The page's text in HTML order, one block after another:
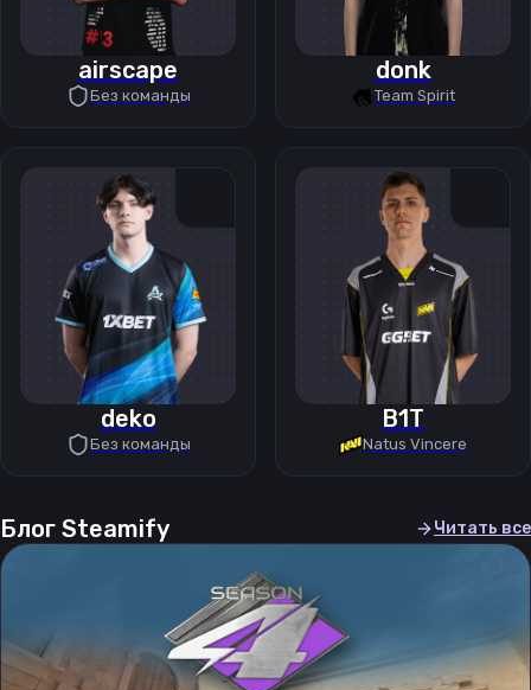
airscape
Без команды
donk
Team Spirit
deko
Без команды
B1T
Natus Vincere
Блог Steamify Читать все